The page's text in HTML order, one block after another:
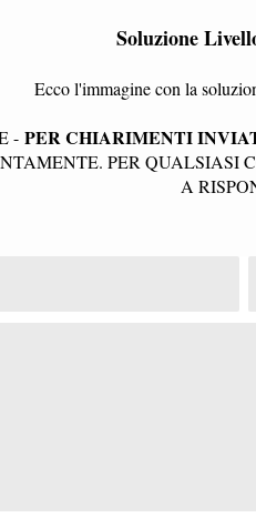
Soluzione
Ecco l'immagine con la
- PER CHIARIMENTI
PER
A